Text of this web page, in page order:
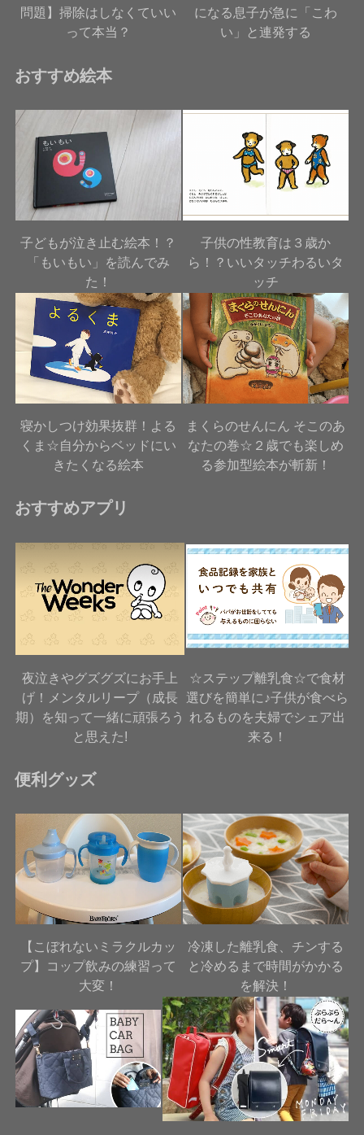
問題】掃除はしなくていい
って本当？
になる息子が急に「こわ
い」と連発する
おすすめ絵本
子どもが泣き止む絵本！？
「もいもい」を読んでみ
た！
子供の性教育は３歳か
ら！？いいタッチわるいタ
ッチ
寝かしつけ効果抜群！よる
くま☆自分からベッドにい
きたくなる絵本
まくらのせんにん そこのあ
なたの巻☆２歳でも楽しめ
る参加型絵本が斬新！
おすすめアプリ
夜泣きやグズグズにお手上
げ！メンタルリープ（成長
期）を知って一緒に頑張ろう
と思えた!
☆ステップ離乳食☆で食材
選びを簡単に♪子供が食べら
れるものを夫婦でシェア出
来る！
便利グッズ
【こぼれないミラクルカッ
プ】コップ飲みの練習って
大変！
冷凍した離乳食、チンする
と冷めるまで時間がかかる
を解決！